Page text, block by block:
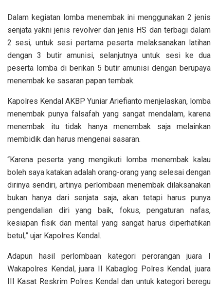
Dalam kegiatan lomba menembak ini menggunakan 2 jenis
senjata yakni jenis revolver dan jenis HS dan terbagi dalam
2 sesi, untuk sesi pertama peserta melaksanakan latihan
dengan 3 butir amunisi, selanjutnya untuk sesi ke dua
peserta lomba di berikan 5 butir amunisi dengan berupaya
menembak ke sasaran papan tembak.
Kapolres Kendal AKBP Yuniar Ariefianto menjelaskan, lomba
menembak punya falsafah yang sangat mendalam, karena
menembak itu tidak hanya menembak saja melainkan
membidik dan harus mengenai sasaran.
“Karena peserta yang mengikuti lomba menembak kalau
boleh saya katakan adalah orang-orang yang selesai dengan
dirinya sendiri, artinya perlombaan menembak dilaksanakan
bukan hanya dari senjata saja, akan tetapi harus punya
pengendalian diri yang baik, fokus, pengaturan nafas,
kesiapan fisik dan mental yang sangat harus diperhatikan
betul,” ujar Kapolres Kendal.
Adapun hasil perlombaan kategori perorangan juara I
Wakapolres Kendal, juara II Kabaglog Polres Kendal, juara
III Kasat Reskrim Polres Kendal dan untuk kategori beregu